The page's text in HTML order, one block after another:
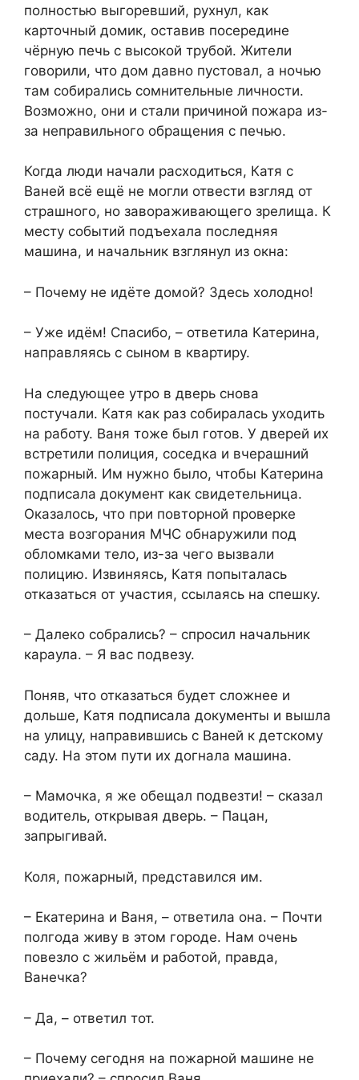
полностью выгоревший, рухнул, как
карточный домик, оставив посередине
чёрную печь с высокой трубой. Жители
говорили, что дом давно пустовал, а ночью
там собирались сомнительные личности.
Возможно, они и стали причиной пожара из-
за неправильного обращения с печью.
Когда люди начали расходиться, Катя с
Ваней всё ещё не могли отвести взгляд от
страшного, но завораживающего зрелища. К
месту событий подъехала последняя
машина, и начальник взглянул из окна:
– Почему не идёте домой? Здесь холодно!
– Уже идём! Спасибо, – ответила Катерина,
направляясь с сыном в квартиру.
На следующее утро в дверь снова
постучали. Катя как раз собиралась уходить
на работу. Ваня тоже был готов. У дверей их
встретили полиция, соседка и вчерашний
пожарный. Им нужно было, чтобы Катерина
подписала документ как свидетельница.
Оказалось, что при повторной проверке
места возгорания МЧС обнаружили под
обломками тело, из-за чего вызвали
полицию. Извиняясь, Катя попыталась
отказаться от участия, ссылаясь на спешку.
– Далеко собрались? – спросил начальник
караула. – Я вас подвезу.
Поняв, что отказаться будет сложнее и
дольше, Катя подписала документы и вышла
на улицу, направившись с Ваней к детскому
саду. На этом пути их догнала машина.
– Мамочка, я же обещал подвезти! – сказал
водитель, открывая дверь. – Пацан,
запрыгивай.
Коля, пожарный, представился им.
– Екатерина и Ваня, – ответила она. – Почти
полгода живу в этом городе. Нам очень
повезло с жильём и работой, правда,
Ванечка?
– Да, – ответил тот.
– Почему сегодня на пожарной машине не